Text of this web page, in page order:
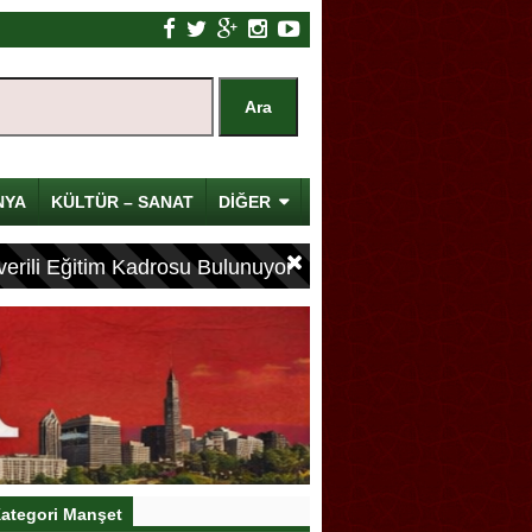
KÜLTÜR – SANAT DİĞER
Eğitim Kadrosu Bulunuyor
Manşet